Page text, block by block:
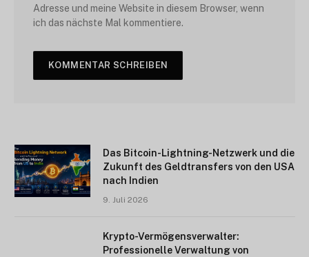
Adresse und meine Website in diesem Browser, wenn
ich das nächste Mal kommentiere.
Das Bitcoin-Lightning-Netzwerk und die
Zukunft des Geldtransfers von den USA
nach Indien
9. Juli 2026
Krypto-Vermögensverwalter:
Professionelle Verwaltung von